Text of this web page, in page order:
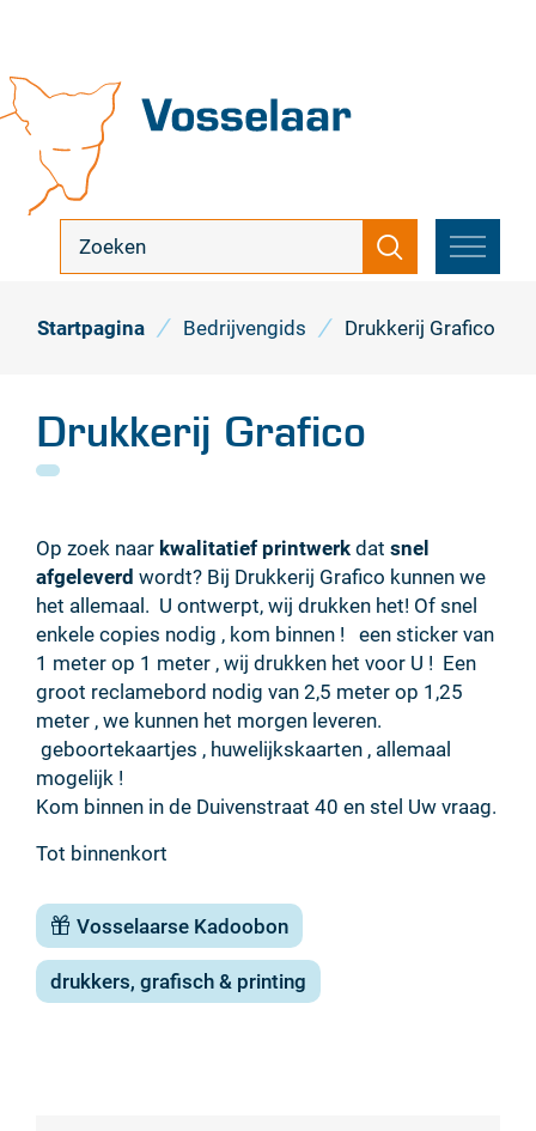
inhoud
Vosselaar
zoek
Zoeken
MENU
Startpagina Bedrijvengids Drukkerij Grafico
Drukkerij Grafico
Op zoek naar kwalitatief printwerk dat snel
afgeleverd wordt? Bij Drukkerij Grafico kunnen we
het allemaal. U ontwerpt, wij drukken het! Of snel
enkele copies nodig , kom binnen ! een sticker van
1 meter op 1 meter , wij drukken het voor U ! Een
groot reclamebord nodig van 2,5 meter op 1,25
meter , we kunnen het morgen leveren.
geboortekaartjes , huwelijkskaarten , allemaal
mogelijk !
Kom binnen in de Duivenstraat 40 en stel Uw vraag.
Tot binnenkort
Vosselaarse Kadoobon
drukkers, grafisch & printing